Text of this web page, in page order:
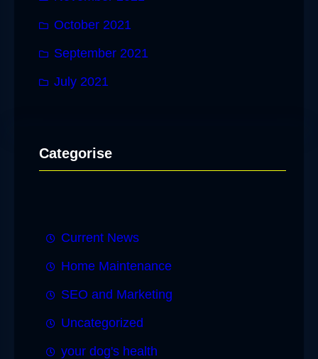
October 2021
September 2021
July 2021
Categorise
Current News
Home Maintenance
SEO and Marketing
Uncategorized
your dog's health